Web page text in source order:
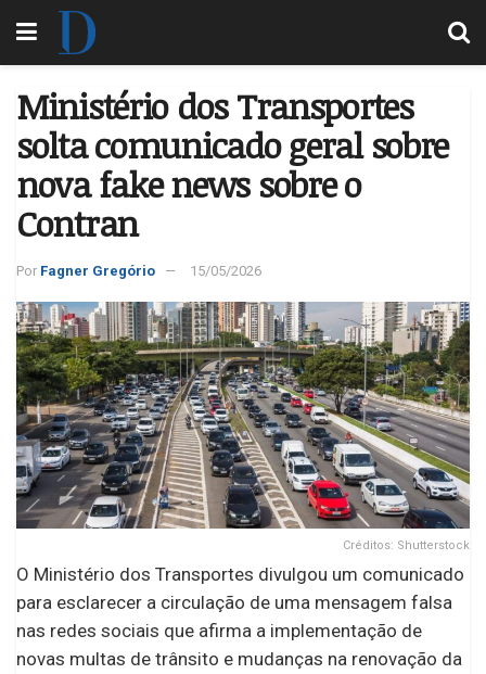
Ministério dos Transportes
solta comunicado geral sobre
nova fake news sobre o
Contran
Por Fagner Gregório 15/05/2026
Créditos: Shutterstock
O Ministério dos Transportes divulgou um comunicado
para esclarecer a circulação de uma mensagem falsa
nas redes sociais que afirma a implementação de
novas multas de trânsito e mudanças na renovação da